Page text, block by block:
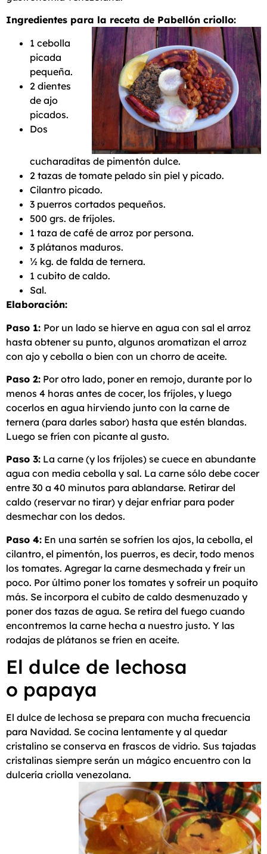
Ingredientes para la receta de Pabellón criollo:
1 cebolla
picada
pequeña.
2 dientes
de ajo
picados.
Dos
cucharaditas de pimentón dulce.
2 tazas de tomate pelado sin piel y picado.
Cilantro picado.
3 puerros cortados pequeños.
500 grs. de fríjoles.
1 taza de café de arroz por persona.
3 plátanos maduros.
½ kg. de falda de ternera.
1 cubito de caldo.
Sal.
Elaboración:
Paso 1: Por un lado se hierve en agua con sal el arroz
hasta obtener su punto, algunos aromatizan el arroz
con ajo y cebolla o bien con un chorro de aceite.
Paso 2: Por otro lado, poner en remojo, durante por lo
menos 4 horas antes de cocer, los fríjoles, y luego
cocerlos en agua hirviendo junto con la carne de
ternera (para darles sabor) hasta que estén blandas.
Luego se fríen con picante al gusto.
Paso 3: La carne (y los fríjoles) se cuece en abundante
agua con media cebolla y sal. La carne sólo debe cocer
entre 30 a 40 minutos para ablandarse. Retirar del
caldo (reservar no tirar) y dejar enfriar para poder
desmechar con los dedos.
Paso 4: En una sartén se sofríen los ajos, la cebolla, el
cilantro, el pimentón, los puerros, es decir, todo menos
los tomates. Agregar la carne desmechada y freír un
poco. Por último poner los tomates y sofreír un poquito
más. Se incorpora el cubito de caldo desmenuzado y
poner dos tazas de agua. Se retira del fuego cuando
encontremos la carne hecha a nuestro justo. Y las
rodajas de plátanos se fríen en aceite.
El dulce de lechosa
o papaya
El dulce de lechosa se prepara con mucha frecuencia
para Navidad. Se cocina lentamente y al quedar
cristalino se conserva en frascos de vidrio. Sus tajadas
cristalinas siempre serán un mágico encuentro con la
dulcería criolla venezolana.